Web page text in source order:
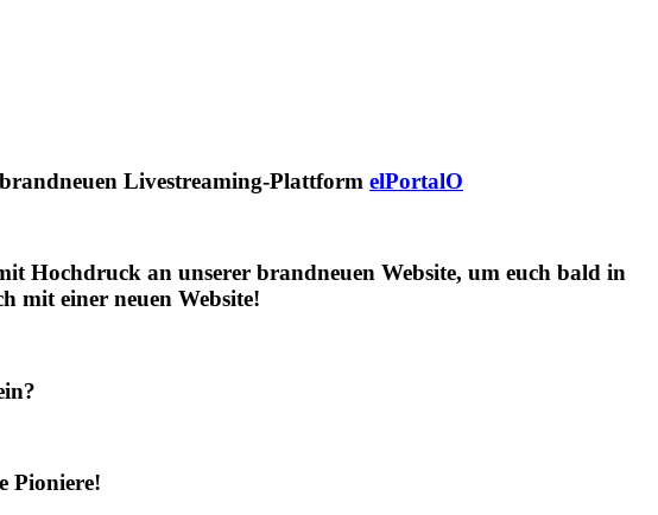
Livestreaming-Plattform elPortalO
Hochdruck an unserer brandneuen Website, um euch bald in
mit einer neuen Website!
Pioniere!